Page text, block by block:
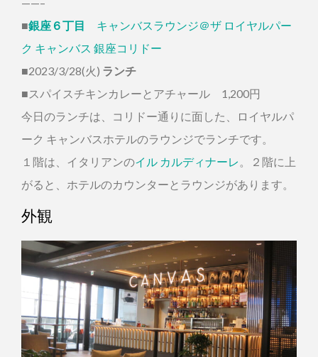
■銀座６丁目
キャンバスラウンジ＠ザ ロイヤルパー
ク キャンバス 銀座コリドー
■2023/3/28(火) ランチ
■スパイスチキンカレーとアチャール 1,200円
今日のランチは、コリドー通りに面した、ロイヤルパ
ーク キャンバスホテルのラウンジでランチです。
１階は、イタリアンのイル カルディナーレ 。２階に上
がると、ホテルのカウンターとラウンジがあります。
外観